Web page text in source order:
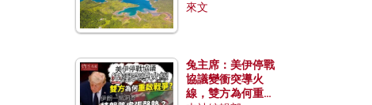
來文
兔主席：美伊停戰
協議變衝突導火
線，雙方為何重啟